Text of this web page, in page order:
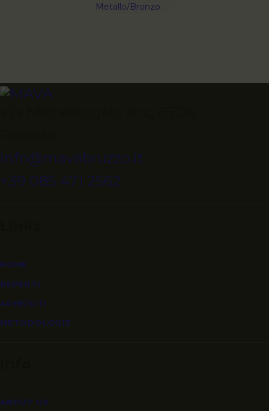
Metallo/Bronzo
info@mavabruzzo.it
+39 085 471 2562
HOME
REPERTI
AREE/SITI
METODOLOGIE
ABOUT US